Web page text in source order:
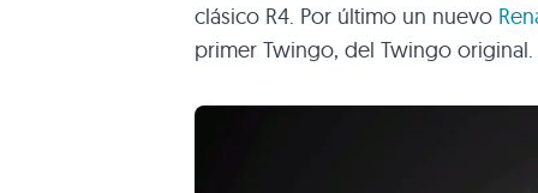
clásico R4. Por último un nuevo
primer Twingo, del Twingo original.